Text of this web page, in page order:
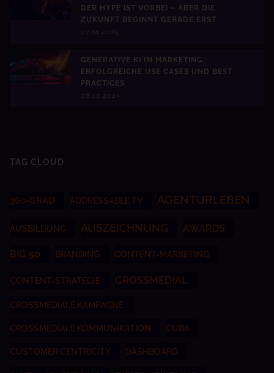
DER HYPE IST VORBEI – ABER DIE
ZUKUNFT BEGINNT GERADE ERST
07.01.2025
GENERATIVE KI IM MARKETING:
ERFOLGREICHE USE CASES UND BEST
PRACTICES
08.10.2024
TAG CLOUD
360-GRAD ADDRESSABLE TV AGENTURLEBEN
AUSBILDUNG AUSZEICHNUNG AWARDS
BIG 50 BRANDING CONTENT-MARKETING
CONTENT-STRATEGIE CROSSMEDIAL
CROSSMEDIALE KAMPAGNE
CROSSMEDIALE KOMMUNIKATION CUBA
CUSTOMER CENTRICITY DASHBOARD